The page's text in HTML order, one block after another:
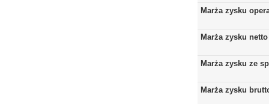
Marża zysku
Marża zysku netto
Marża zysku ze
Marża zysku